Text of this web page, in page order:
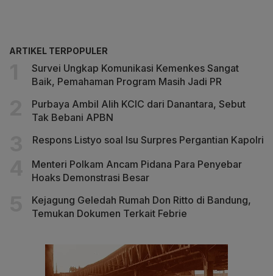
ARTIKEL TERPOPULER
Survei Ungkap Komunikasi Kemenkes Sangat
Baik, Pemahaman Program Masih Jadi PR
Purbaya Ambil Alih KCIC dari Danantara, Sebut
Tak Bebani APBN
Respons Listyo soal Isu Surpres Pergantian Kapolri
Menteri Polkam Ancam Pidana Para Penyebar
Hoaks Demonstrasi Besar
Kejagung Geledah Rumah Don Ritto di Bandung,
Temukan Dokumen Terkait Febrie